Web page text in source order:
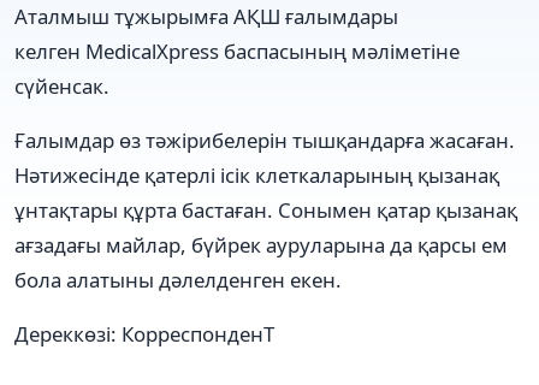
Аталмыш тұжырымға АҚШ ғалымдары
келген MedicalXpress баспасының мәліметіне
сүйенсак.
Ғалымдар өз тәжірибелерін тышқандарға жасаған.
Нәтижесінде қатерлі ісік клеткаларының қызанақ
ұнтақтары құрта бастаған. Сонымен қатар қызанақ
ағзадағы майлар, бүйрек ауруларына да қарсы ем
бола алатыны дәлелденген екен.
Дереккөзі: КорреспонденТ